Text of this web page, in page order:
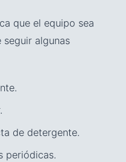
que el equipo sea
algunas
de detergente.
periódicas.